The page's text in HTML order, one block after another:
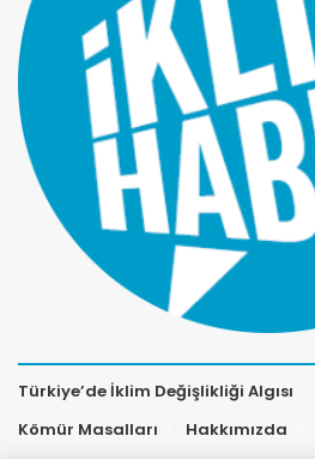
Türkiye’de İklim Değişlikliği Algısı
Kömür Masalları
Hakkımızda